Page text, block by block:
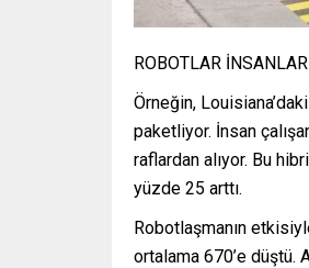
ROBOTLAR
Örneğin,
paketliyor. İnsan
raflardan alıyor. Bu
yüzde 25 arttı.
Robotlaşmanın
ortalama 670’e düştü.